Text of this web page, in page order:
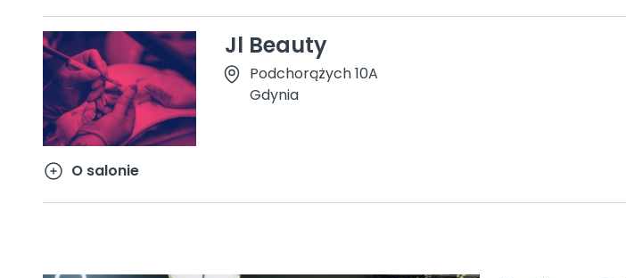
Jl Beauty
Podchorążych 10A
Gdynia
O salonie